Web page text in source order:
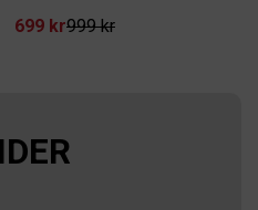
699 kr999 kr